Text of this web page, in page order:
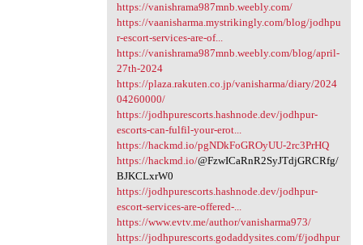
https://vanishrama987mnb.weebly.com/
https://vaanisharma.mystrikingly.com/blog/jodhpu
r-escort-services-are-of...
https://vanishrama987mnb.weebly.com/blog/april-
27th-2024
https://plaza.rakuten.co.jp/vanisharma/diary/2024
04260000/
https://jodhpurescorts.hashnode.dev/jodhpur-
escorts-can-fulfil-your-erot...
https://hackmd.io/pgNDkFoGROyUU-2rc3PrHQ
https://hackmd.io/@FzwICaRnR2SyJTdjGRCRfg/
BJKCLxrW0
https://jodhpurescorts.hashnode.dev/jodhpur-
escort-services-are-offered-...
https://www.evtv.me/author/vanisharma973/
https://jodhpurescorts.godaddysites.com/f/jodhpur